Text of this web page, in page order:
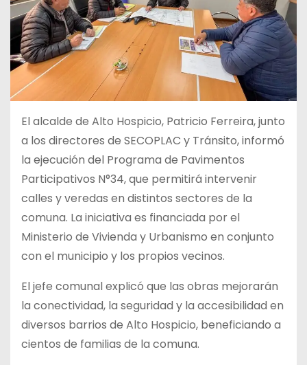
El alcalde de Alto Hospicio, Patricio Ferreira, junto
a los directores de SECOPLAC y Tránsito, informó
la ejecución del Programa de Pavimentos
Participativos N°34, que permitirá intervenir
calles y veredas en distintos sectores de la
comuna. La iniciativa es financiada por el
Ministerio de Vivienda y Urbanismo en conjunto
con el municipio y los propios vecinos.
El jefe comunal explicó que las obras mejorarán
la conectividad, la seguridad y la accesibilidad en
diversos barrios de Alto Hospicio, beneficiando a
cientos de familias de la comuna.